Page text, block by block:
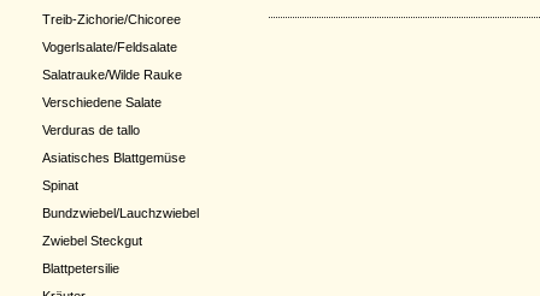
Treib-Zichorie/Chicoree
Vogerlsalate/Feldsalate
Salatrauke/Wilde Rauke
Verschiedene Salate
Verduras de tallo
Asiatisches Blattgemüse
Spinat
Bundzwiebel/Lauchzwiebel
Zwiebel Steckgut
Blattpetersilie